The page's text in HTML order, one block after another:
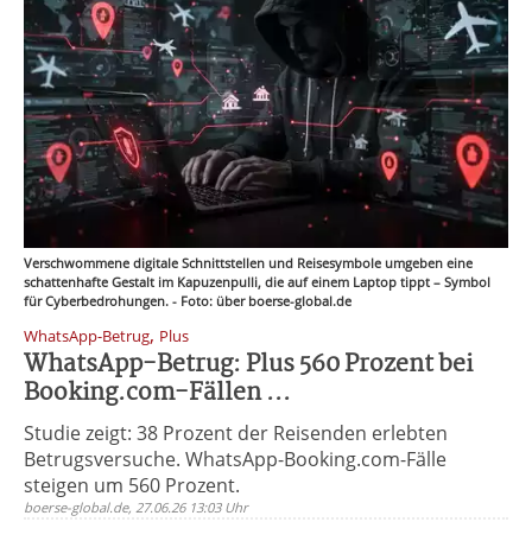
Verschwommene digitale Schnittstellen und Reisesymbole umgeben eine
schattenhafte Gestalt im Kapuzenpulli, die auf einem Laptop tippt – Symbol
für Cyberbedrohungen. - Foto: über boerse-global.de
WhatsApp-Betrug, Plus
WhatsApp-Betrug: Plus 560 Prozent bei
Booking.com-Fällen ...
Studie zeigt: 38 Prozent der Reisenden erlebten
Betrugsversuche. WhatsApp-Booking.com-Fälle
steigen um 560 Prozent.
boerse-global.de, 27.06.26 13:03 Uhr